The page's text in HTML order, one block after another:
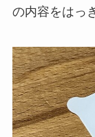
の内容をはっ